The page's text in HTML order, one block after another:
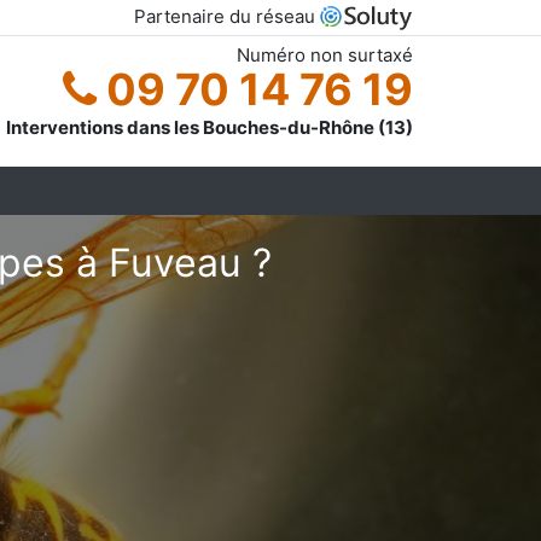
Partenaire du réseau
Numéro non surtaxé
09 70 14 76 19
Interventions dans les Bouches-du-Rhône (13)
à Fuveau ?